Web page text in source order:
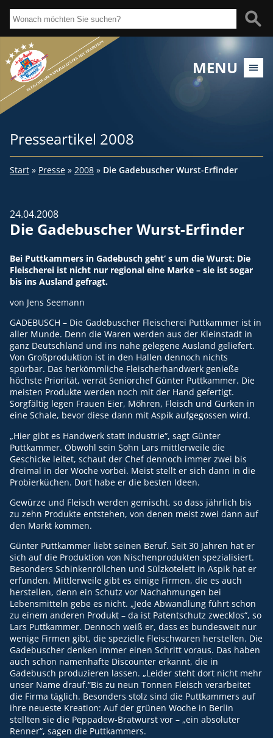
MENU
Presseartikel 2008
Start » Presse » 2008 » Die Gadebuscher Wurst-Erfinder
24.04.2008
Die Gadebuscher Wurst-Erfinder
Bei Puttkammers in Gadebusch geht‘ s um die Wurst: Die
Fleischerei ist nicht nur regional eine Marke – sie ist sogar
bis ins Ausland gefragt.
von Jens Seemann
GADEBUSCH – Die Gadebuscher Fleischerei Puttkammer ist in
aller Munde. Denn die Waren werden aus der Kleinstadt in
ganz Deutschland und ins nahe gelegene Ausland geliefert.
Von Großproduktion ist in den Hallen dennoch nichts
spürbar. Das herkömmliche Fleischerhandwerk genieße
höchste Priorität, verrät Seniorchef Günter Puttkammer. Die
meisten Produkte werden noch mit der Hand gefertigt.
Sorgfältig legen Frauen Eier, Möhren, Fleisch und Gurken in
eine Schale, bevor diese dann mit Aspik aufgegossen wird.
„Hier gibt es Handwerk statt Industrie“, sagt Günter
Puttkammer. Obwohl sein Sohn Lars mittlerweile die
Geschicke leitet, schaut der Chef dennoch immer zwei bis
dreimal in der Woche vorbei. Meist stellt er sich dann in die
Probierküchen. Dort habe er die besten Ideen.
Gewürze und Fleisch werden gemischt, so dass jährlich bis
zu zehn Produkte entstehen, von denen meist zwei dann auf
den Markt kommen.
Günter Puttkammer liebt seinen Beruf. Seit 30 Jahren hat er
sich auf die Produktion von Nischenprodukten spezialisiert.
Besonders Schinkenröllchen und Sülzkotelett in Aspik hat er
erfunden. Mittlerweile gibt es einige Firmen, die es auch
herstellen, denn ein Schutz vor Nachahmungen bei
Lebensmitteln gebe es nicht. „Jede Abwandlung führt schon
zu einem anderen Produkt – da ist Patentschutz zwecklos“, so
Lars Puttkammer. Dennoch weiß er, dass es bundesweit nur
wenige Firmen gibt, die spezielle Fleischwaren herstellen. Die
Gadebuscher denken immer einen Schritt voraus. Das haben
auch schon namenhafte Discounter erkannt, die in
Gadebusch produzieren lassen. „Leider steht dort nicht mehr
unser Name drauf.“Bis zu neun Tonnen Fleisch verarbeitet
die Firma täglich. Besonders stolz sind die Puttkammers auf
ihre neueste Kreation: Auf der grünen Woche in Berlin
stellten sie die Peppadew-Bratwurst vor – „ein absoluter
Renner“, sagen die Puttkammers.